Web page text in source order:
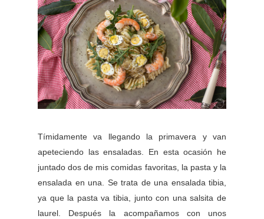
Tímidamente va llegando la primavera y van
apeteciendo las ensaladas. En esta ocasión he
juntado dos de mis comidas favoritas, la pasta y la
ensalada en una. Se trata de una ensalada tibia,
ya que la pasta va tibia, junto con una salsita de
laurel. Después la acompañamos con unos